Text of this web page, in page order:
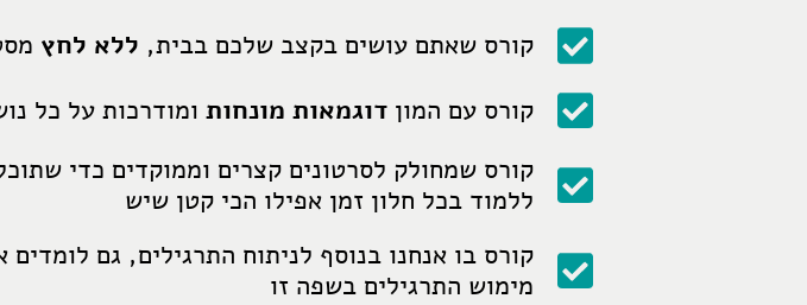
קורס שאתם עושים בקצב שלכם בבית, ללא לחץ
קורס עם המון דוגמאות מונחות ומודרכות על כל
קורס שמחולק לסרטונים קצרים וממוקדים כדי
ללמוד בכל חלון זמן אפילו הכי קטן שיש
קורס בו אנחנו בנוסף לניתוח התרגילים, גם לומדים
מימוש התרגילים בשפה זו